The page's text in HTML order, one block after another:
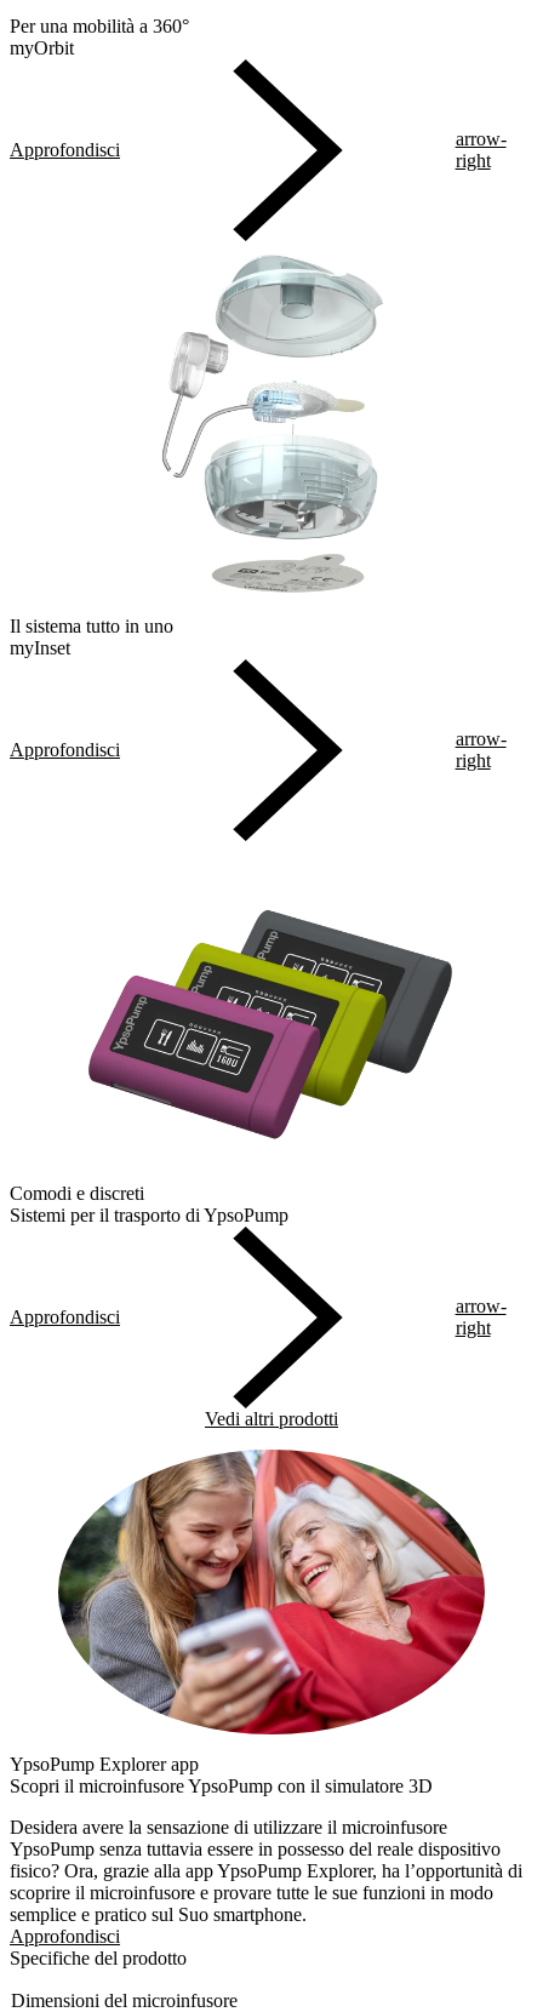
Per una mobilità a 360°
myOrbit
Approfondisci
arrow-
right
Il sistema tutto in uno
myInset
Approfondisci
arrow-
right
Comodi e discreti
Sistemi per il trasporto di YpsoPump
Approfondisci
arrow-
right
Vedi altri prodotti
YpsoPump Explorer app
Scopri il microinfusore YpsoPump con il simulatore 3D
Desidera avere la sensazione di utilizzare il microinfusore
YpsoPump senza tuttavia essere in possesso del reale dispositivo
fisico? Ora, grazie alla app YpsoPump Explorer, ha l’opportunità di
scoprire il microinfusore e provare tutte le sue funzioni in modo
semplice e pratico sul Suo smartphone.
Approfondisci
Specifiche del prodotto
Dimensioni del microinfusore